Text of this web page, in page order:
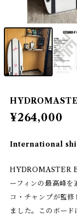
¥264,000
International
HYDROMASTER
ーフィンの最高峰を
コ・チャンプが監
ました。このボー